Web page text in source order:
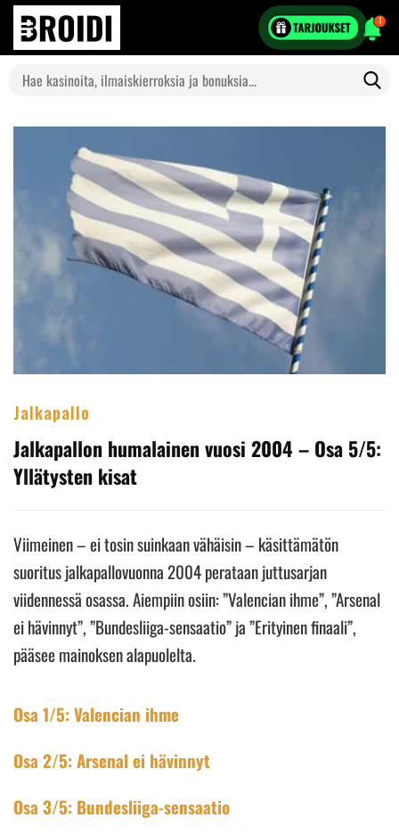
1
Search
Jalkapallo
Jalkapallon humalainen vuosi 2004 – Osa 5/5:
Yllätysten kisat
Viimeinen – ei tosin suinkaan vähäisin – käsittämätön
suoritus jalkapallovuonna 2004 perataan juttusarjan
viidennessä osassa. Aiempiin osiin: ”Valencian ihme”, ”Arsenal
ei hävinnyt”, ”Bundesliiga-sensaatio” ja ”Erityinen finaali”,
pääsee mainoksen alapuolelta.
Osa 1/5: Valencian ihme
Osa 2/5: Arsenal ei hävinnyt
Osa 3/5: Bundesliiga-sensaatio